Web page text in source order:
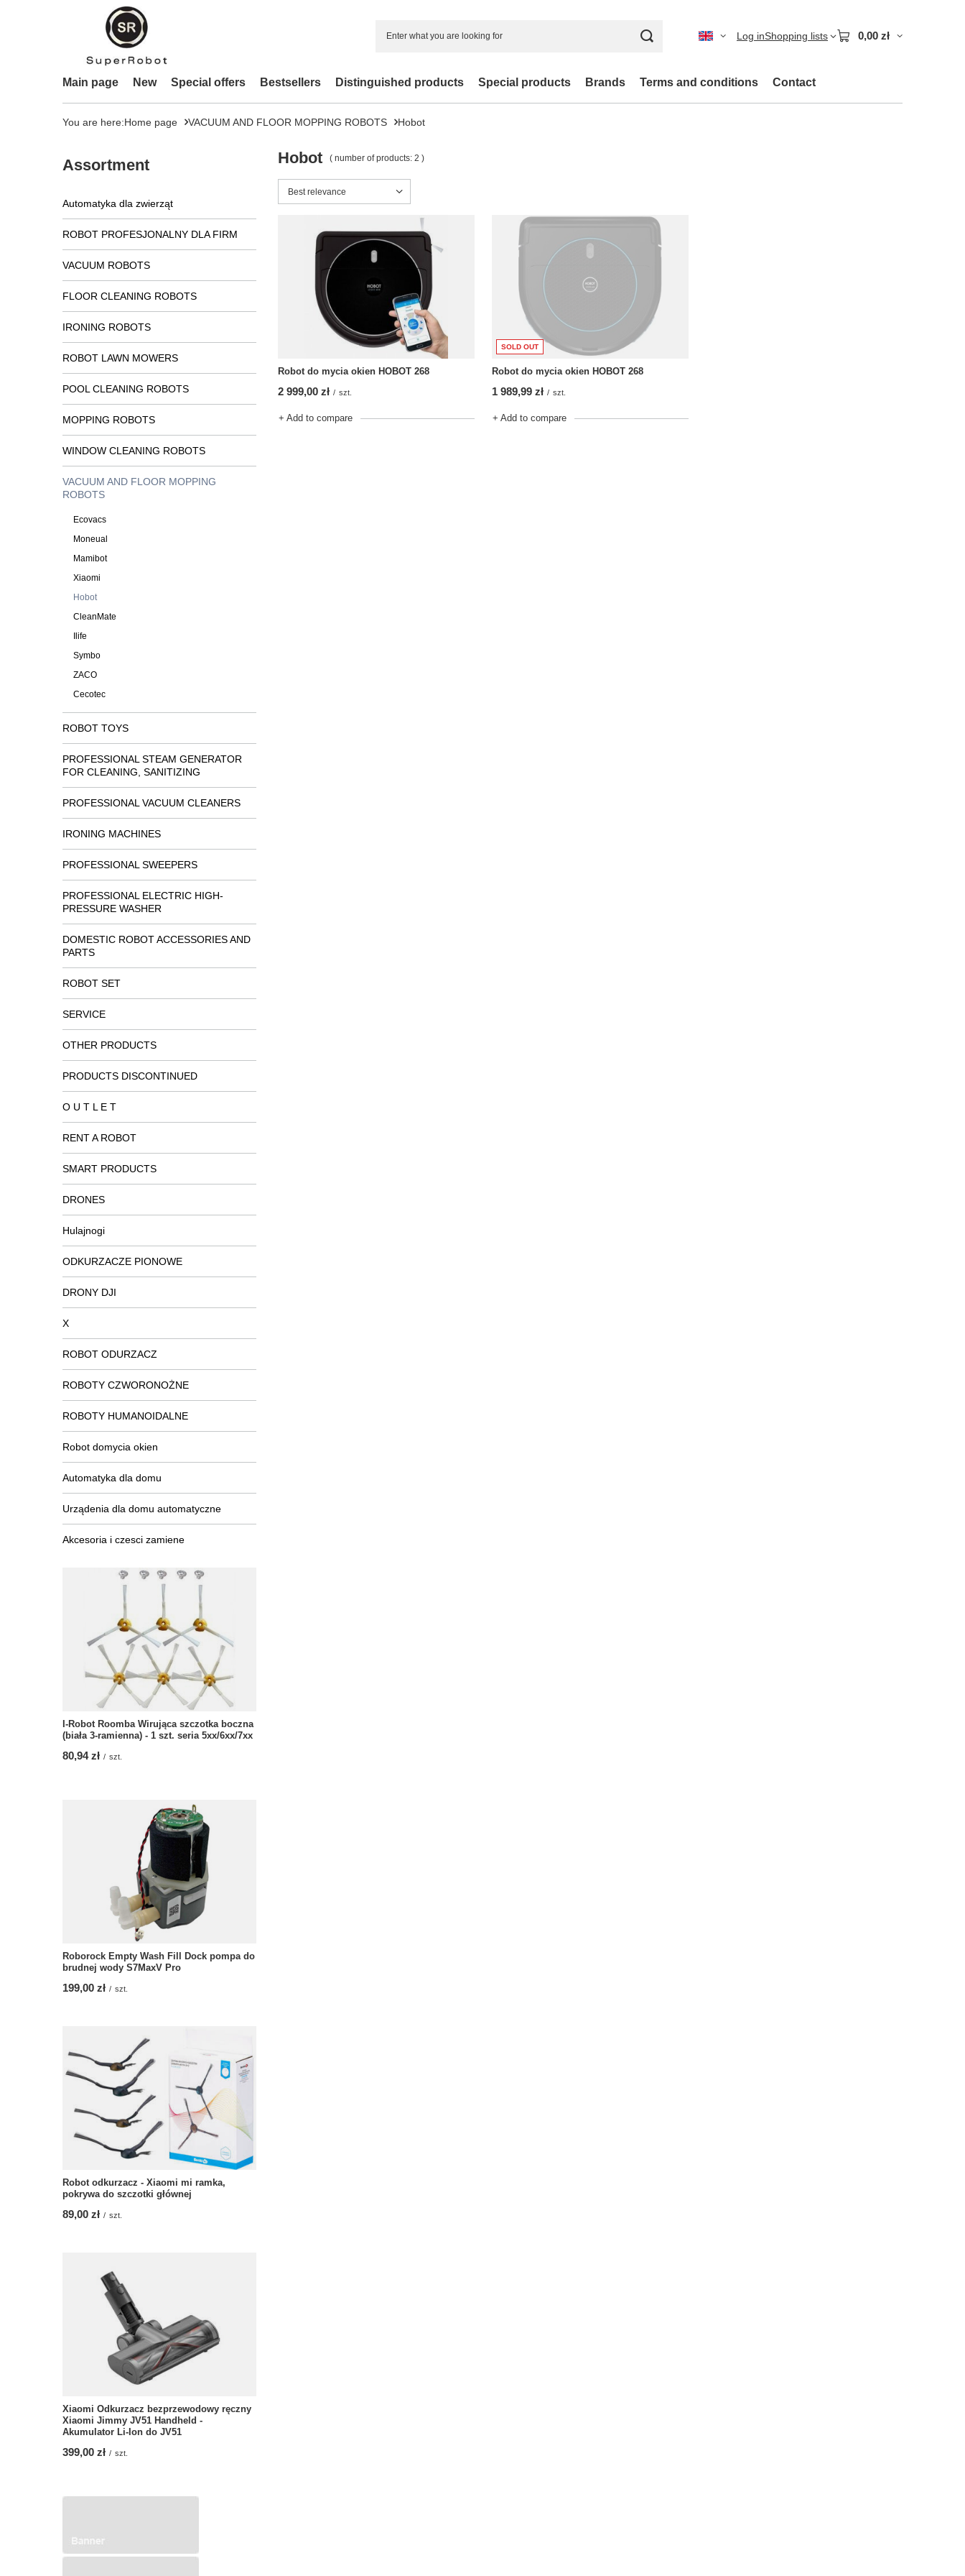
Log inShopping lists 0,00 zł
Main page New Special offers Bestsellers Distinguished products Special products Brands Terms and conditions Contact
You are here:Home page VACUUM AND FLOOR MOPPING ROBOTS Hobot
Assortment
Automatyka dla zwierząt
ROBOT PROFESJONALNY DLA FIRM
VACUUM ROBOTS
FLOOR CLEANING ROBOTS
IRONING ROBOTS
ROBOT LAWN MOWERS
POOL CLEANING ROBOTS
MOPPING ROBOTS
WINDOW CLEANING ROBOTS
VACUUM AND FLOOR MOPPING
ROBOTS
Ecovacs
Moneual
Mamibot
Xiaomi
Hobot
CleanMate
Ilife
Symbo
ZACO
Cecotec
ROBOT TOYS
PROFESSIONAL STEAM GENERATOR
FOR CLEANING, SANITIZING
PROFESSIONAL VACUUM CLEANERS
IRONING MACHINES
PROFESSIONAL SWEEPERS
PROFESSIONAL ELECTRIC HIGH-
PRESSURE WASHER
DOMESTIC ROBOT ACCESSORIES AND
PARTS
ROBOT SET
SERVICE
OTHER PRODUCTS
PRODUCTS DISCONTINUED
O U T L E T
RENT A ROBOT
SMART PRODUCTS
DRONES
Hulajnogi
ODKURZACZE PIONOWE
DRONY DJI
X
ROBOT ODURZACZ
ROBOTY CZWORONOŻNE
ROBOTY HUMANOIDALNE
Robot domycia okien
Automatyka dla domu
Urządenia dla domu automatyczne
Akcesoria i czesci zamiene
I-Robot Roomba Wirująca szczotka boczna
(biała 3-ramienna) - 1 szt. seria 5xx/6xx/7xx
80,94 zł / szt.
Roborock Empty Wash Fill Dock pompa do
brudnej wody S7MaxV Pro
199,00 zł / szt.
Robot odkurzacz - Xiaomi mi ramka,
pokrywa do szczotki głównej
89,00 zł / szt.
Xiaomi Odkurzacz bezprzewodowy ręczny
Xiaomi Jimmy JV51 Handheld -
Akumulator Li-Ion do JV51
399,00 zł / szt.
Hobot ( number of products: 2 )
Change sorting
Best relevance
Robot do mycia okien HOBOT 268
2 999,00 zł / szt.
+ Add to compare
SOLD OUT
Robot do mycia okien HOBOT 268
1 989,99 zł / szt.
+ Add to compare